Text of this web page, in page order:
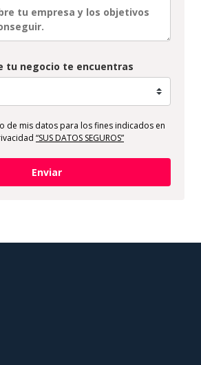
tu negocio te encuentras
de mis datos para los fines indicados en
“SUS DATOS SEGUROS”
Enviar